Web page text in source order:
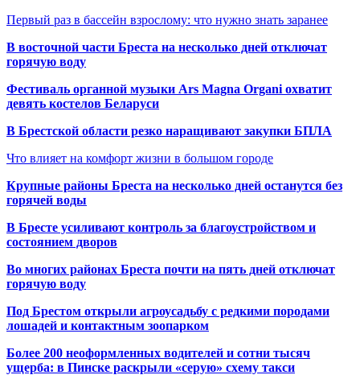
Первый раз в бассейн взрослому: что нужно знать заранее
В восточной части Бреста на несколько дней отключат
горячую воду
Фестиваль органной музыки Ars Magna Organi охватит
девять костелов Беларуси
В Брестской области резко наращивают закупки БПЛА
Что влияет на комфорт жизни в большом городе
Крупные районы Бреста на несколько дней останутся без
горячей воды
В Бресте усиливают контроль за благоустройством и
состоянием дворов
Во многих районах Бреста почти на пять дней отключат
горячую воду
Под Брестом открыли агроусадьбу с редкими породами
лошадей и контактным зоопарком
Более 200 неоформленных водителей и сотни тысяч
ущерба: в Пинске раскрыли «серую» схему такси